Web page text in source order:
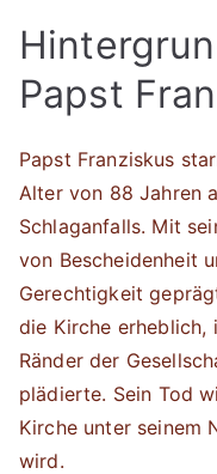
Papst
Papst Franziskus
Alter von 88 Jahren
Schlaganfalls. Mit
von Bescheidenheit
Gerechtigkeit
die Kirche erheblich,
Ränder der
plädierte. Sein Tod
Kirche unter seinem
wird.